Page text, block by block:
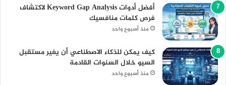
أفضل أدوات Keyword Gap Analysis لاكتشاف
فرص كلمات منافسيك
منذ أسبوع واحد
كيف يمكن للذكاء الاصطناعي أن يغير مستقبل
السيو خلال السنوات القادمة
منذ أسبوع واحد